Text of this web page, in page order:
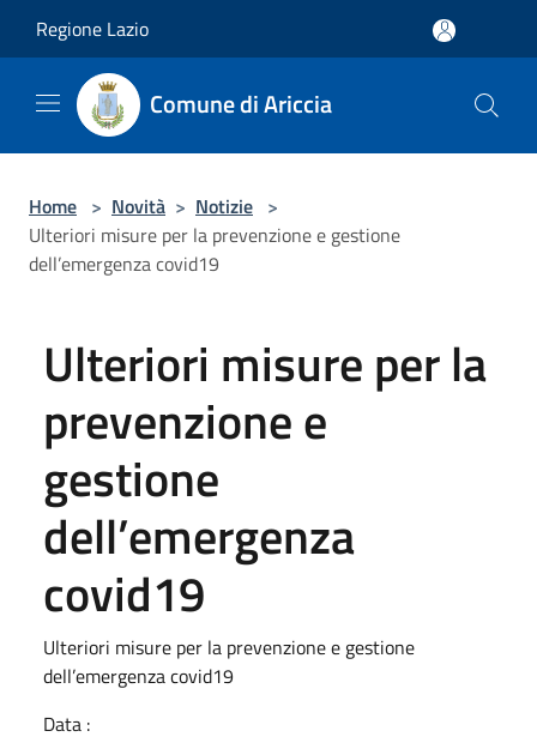
Regione Lazio
Comune di Ariccia
Home > Novità > Notizie >
Ulteriori misure per la prevenzione e gestione
dell’emergenza covid19
Ulteriori misure per la
prevenzione e
gestione
dell’emergenza
covid19
Ulteriori misure per la prevenzione e gestione
dell’emergenza covid19
Data :